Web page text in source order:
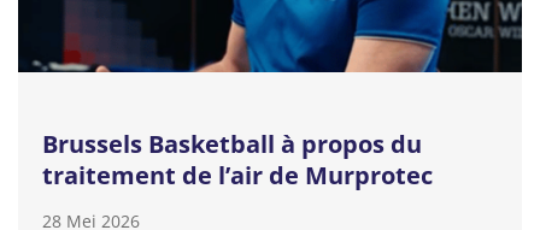
Brussels Basketball à propos du
traitement de l’air de Murprotec
28 Mei 2026